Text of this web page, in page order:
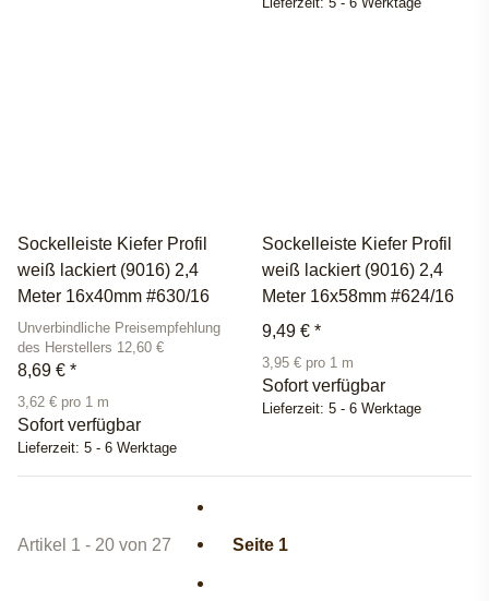
Lieferzeit: 5 - 6 Werktage
Sockelleiste Kiefer Profil
weiß lackiert (9016) 2,4
Meter 16x40mm #630/16
Unverbindliche Preisempfehlung
des Herstellers 12,60 €
8,69 € *
3,62 € pro 1 m
Sofort verfügbar
Lieferzeit: 5 - 6 Werktage
Sockelleiste Kiefer Profil
weiß lackiert (9016) 2,4
Meter 16x58mm #624/16
9,49 € *
3,95 € pro 1 m
Sofort verfügbar
Lieferzeit: 5 - 6 Werktage
Artikel 1 - 20 von 27 Seite 1